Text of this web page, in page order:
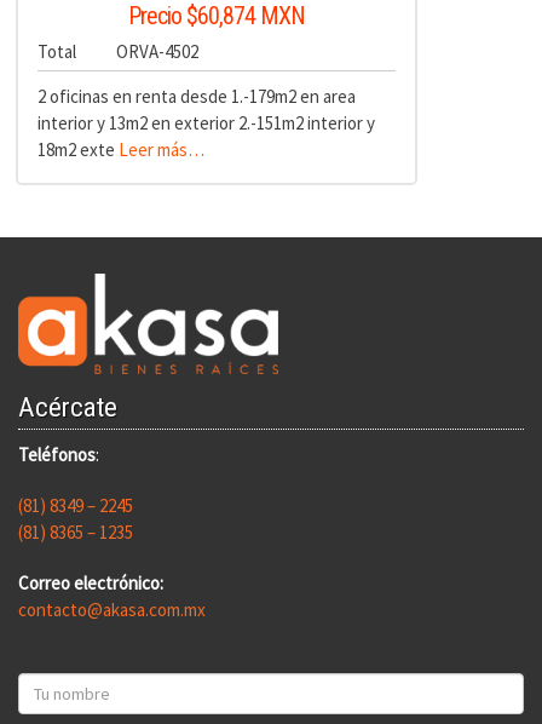
Precio $60,874 MXN
Total
ORVA-4502
2 oficinas en renta desde 1.-179m2 en area
interior y 13m2 en exterior 2.-151m2 interior y
18m2 exte Leer más…
Acércate
Teléfonos:
(81) 8349 – 2245
(81) 8365 – 1235
Correo electrónico:
contacto@akasa.com.mx